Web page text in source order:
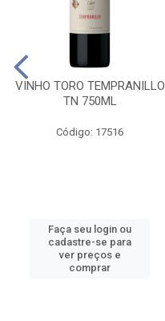
VINHO TORO TEMPRANILLO
TN 750ML
Código: 17516
Faça seu login ou
cadastre-se para
ver preços e
comprar